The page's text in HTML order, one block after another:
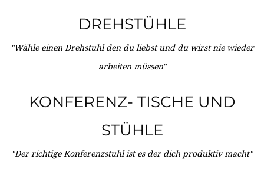
DREHSTÜHLE
"Wähle einen Drehstuhl den du liebst und du wirst nie wieder
arbeiten müssen"
KONFERENZ- TISCHE UND
STÜHLE
"Der richtige Konferenzstuhl ist es der dich produktiv macht"